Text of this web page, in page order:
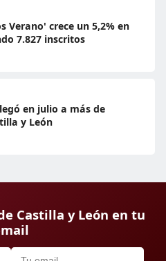
Verano' crece un 5,2% en
7.827 inscritos
en julio a más de
y León
Castilla y León en tu